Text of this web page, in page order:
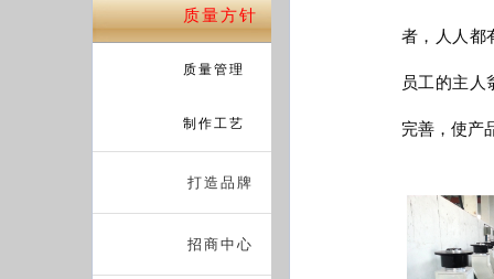
质量方针
质量管理
制作工艺
打造品牌
招商中心
者，人人都
员工的主人
完善，使产